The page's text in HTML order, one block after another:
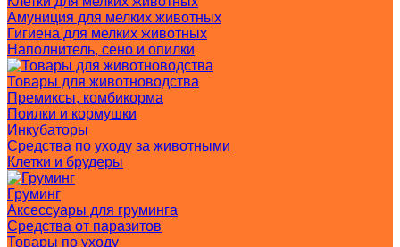
Амуниция для мелких животных
Гигиена для мелких животных
Наполнитель, сено и опилки
Товары для животноводства
Премиксы, комбикорма
Поилки и кормушки
Инкубаторы
Средства по уходу за животными
Клетки и брудеры
Груминг
Аксессуары для груминга
Средства от паразитов
Товары по уходу